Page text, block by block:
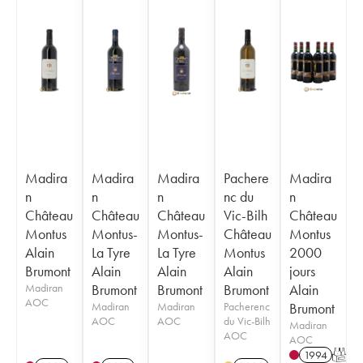
Madira
n
Château
Montus
Alain
Brumont
Madiran
AOC
Madira
n
Château
Montus-
La Tyre
Alain
Brumont
Madiran
AOC
Madira
n
Château
Montus-
La Tyre
Alain
Brumont
Madiran
AOC
Pachere
nc du
Vic-Bilh
Château
Montus
Alain
Brumont
Pacherenc
du Vic-Bilh
AOC
Madira
n
Château
Montus
2000
jours
Alain
Brumont
Madiran
AOC
1994 T